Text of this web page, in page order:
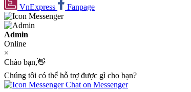
VnExpress Fanpage
Admin
Online
×
Chào bạn,👋
Chúng tôi có thể hỗ trợ được gì cho bạn?
Chat on Messenger